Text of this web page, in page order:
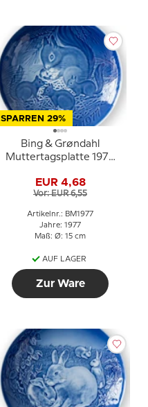
SPARREN 29%
Bing & Grøndahl
Muttertagsplatte 1977
Jungen
EUR 4,68
Vor: EUR 6,55
Artikelnr.: BM1977
Jahre: 1977
Maß: Ø: 15 cm
AUF LAGER
Zur Ware